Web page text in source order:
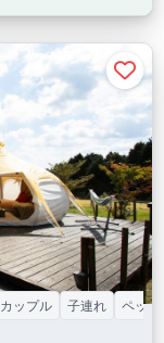
カップル 子連れ ペット